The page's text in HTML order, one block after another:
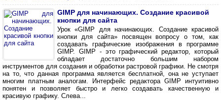
GIMP для начинающих. Создание красивой
кнопки для сайта
Урок «GIMP для начинающих. Создание красивой
кнопки для сайта» посвящен вопросу о том, как
создавать графические изображения в программе
GIMP. GIMP - это графический редактор, который
обладает достаточно большим набором
инструментов для создания и обработки растровой графики. Не смотря
на то, что данная программа является бесплатной, она не уступает
многим платным аналогам. Интерфейс редактора GIMP интуитивно
понятен и позволяет быстро и легко создавать качественную и
красивую графику. Слева...